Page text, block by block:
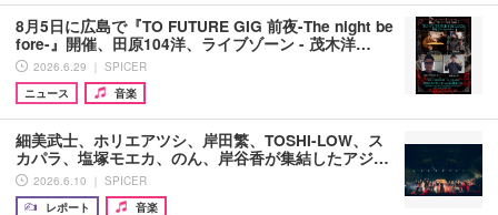
8月5日に広島で『TO FUTURE GIG 前夜-The night be
fore-』開催、田原104洋、ライブゾーン - 茂木洋…
2026.6.29 ｜ SPICER
ニュース
音楽
細美武士、ホリエアツシ、岸田繁、TOSHI-LOW、ス
カパラ、塩塚モエカ、のん、岸谷香が集結したアジ…
2026.6.10 ｜ SPICER
レポート
音楽